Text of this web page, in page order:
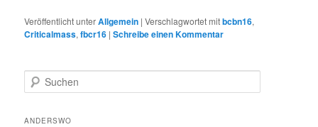
Veröffentlicht unterAllgemein |Verschlagwortet mitbcbn16,
Criticalmass,fbcr16 |Schreibe einen Kommentar
u
h
ANDERSWO